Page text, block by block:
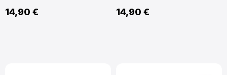
14,90 € 14,90 €